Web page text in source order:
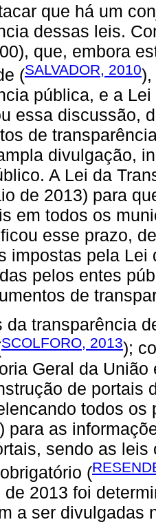
que há um
dessas leis.
que, embora
(SALVADOR, 2010),
pública, e a
essa discussão,
de
divulgação,
A Lei da
de 2013) para
em todos os
esse prazo,
impostas pela Lei
pelos entes
de
da transparência
SCOLFORO, 2013);
Geral da
de portais
todos os
para as
sendo as
(
de 2013 foi
a ser divulgadas